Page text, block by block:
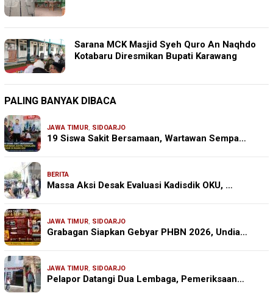
Sarana MCK Masjid Syeh Quro An Naqhdo
Kotabaru Diresmikan Bupati Karawang
PALING BANYAK DIBACA
JAWA TIMUR, SIDOARJO
19 Siswa Sakit Bersamaan, Wartawan Sempa…
BERITA
Massa Aksi Desak Evaluasi Kadisdik OKU, …
JAWA TIMUR, SIDOARJO
Grabagan Siapkan Gebyar PHBN 2026, Undia…
JAWA TIMUR, SIDOARJO
Pelapor Datangi Dua Lembaga, Pemeriksaan…